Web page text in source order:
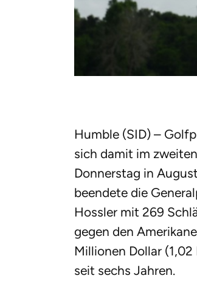
Humble (SID) –
sich damit im
Donnerstag in
beendete die
Hossler mit 269
gegen den
Millionen Dollar
seit sechs Jahren.